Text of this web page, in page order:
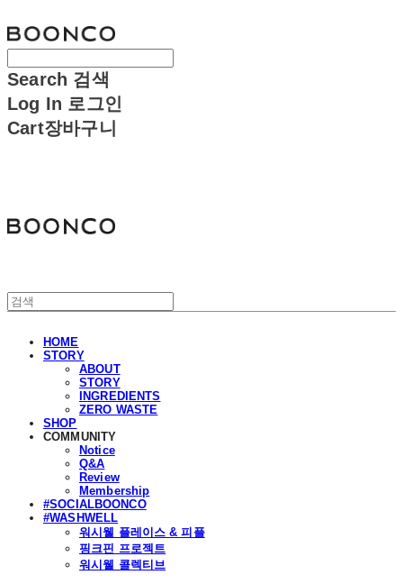
Search 검색
Log In 로그인
Cart장바구니
HOME
STORY
ABOUT
STORY
INGREDIENTS
ZERO WASTE
SHOP
COMMUNITY
Notice
Q&A
Review
Membership
#SOCIALBOONCO
#WASHWELL
워시웰 플레이스 & 피플
핑크핀 프로젝트
워시웰 콜렉티브